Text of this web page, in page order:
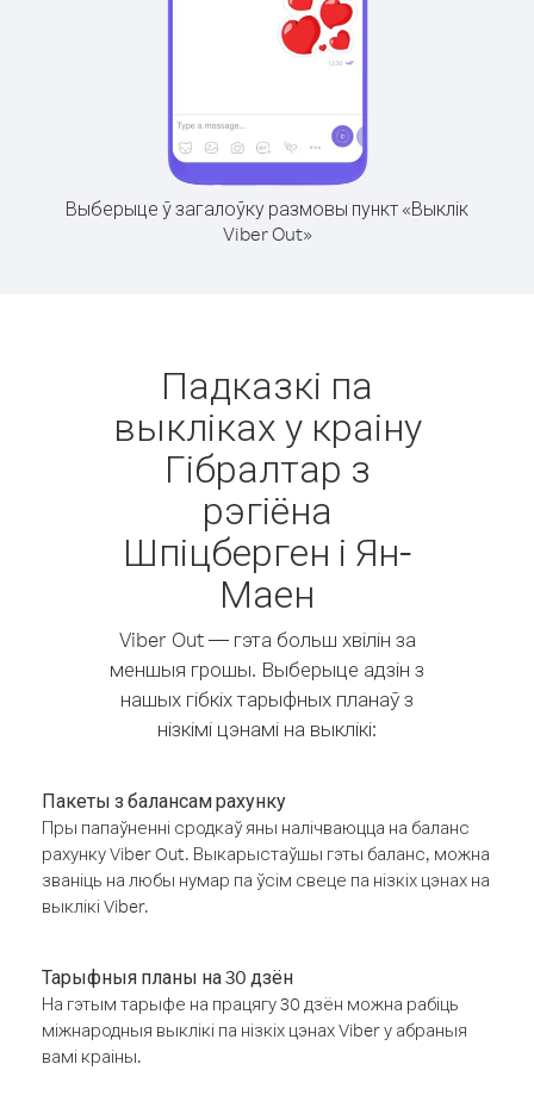
Выберыце ў загалоўку размовы пункт «Выклік
Viber Out»
Падказкі па
выкліках у краіну
Гібралтар з
рэгіёна
Шпіцберген і Ян-
Маен
Viber Out — гэта больш хвілін за
меншыя грошы. Выберыце адзін з
нашых гібкіх тарыфных планаў з
нізкімі цэнамі на выклікі:
Пакеты з балансам рахунку
Пры папаўненні сродкаў яны налічваюцца на баланс
рахунку Viber Out. Выкарыстаўшы гэты баланс, можна
званіць на любы нумар па ўсім свеце па нізкіх цэнах на
выклікі Viber.
Тарыфныя планы на 30 дзён
На гэтым тарыфе на працягу 30 дзён можна рабіць
міжнародныя выклікі па нізкіх цэнах Viber у абраныя
вамі краіны.